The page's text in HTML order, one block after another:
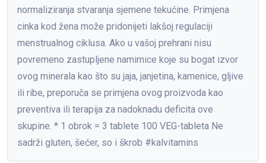
normaliziranja stvaranja sjemene tekućine. Primjena
cinka kod žena može pridonijeti lakšoj regulaciji
menstrualnog ciklusa. Ako u vašoj prehrani nisu
povremeno zastupljene namirnice koje su bogat izvor
ovog minerala kao što su jaja, janjetina, kamenice, gljive
ili ribe, preporuča se primjena ovog proizvoda kao
preventiva ili terapija za nadoknadu deficita ove
skupine. * 1 obrok = 3 tablete 100 VEG-tableta Ne
sadrži gluten, šećer, so i škrob #kalvitamins